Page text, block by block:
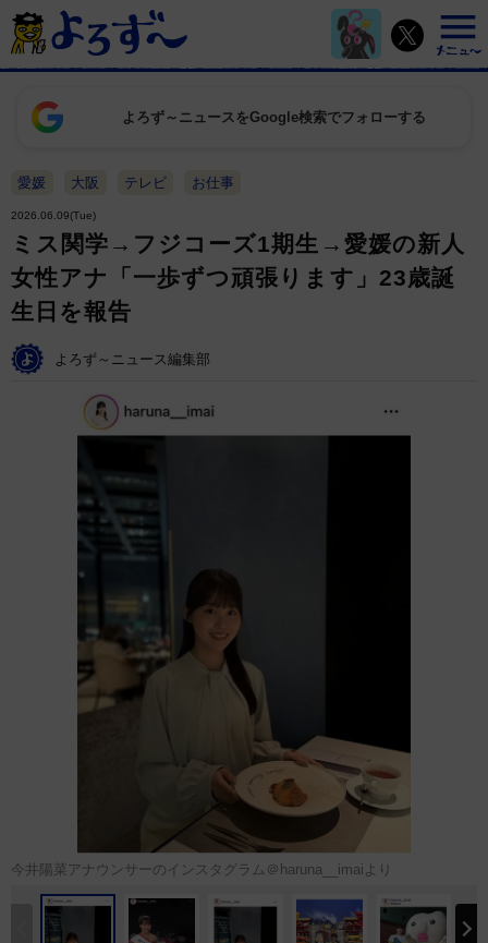
よろず～ニュースをGoogle検索でフォローする
愛媛 大阪 テレビ お仕事
2026.06.09(Tue)
ミス関学→フジコーズ1期生→愛媛の新人
女性アナ「一歩ずつ頑張ります」23歳誕
生日を報告
よろず～ニュース編集部
今井陽菜アナウンサーのインスタグラム＠haruna__imaiより